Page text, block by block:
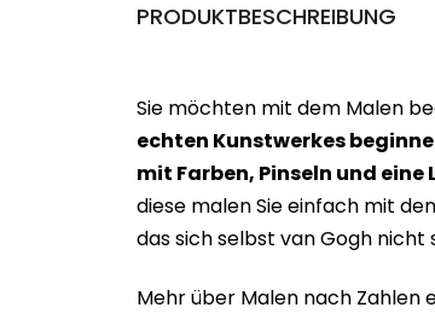
PRODUKTBESCHREIBUNG
Sie möchten mit dem Malen
echten Kunstwerkes beginne
mit Farben, Pinseln und eine
diese malen Sie einfach mit
das sich selbst van Gogh nicht
Mehr über Malen nach Zahlen